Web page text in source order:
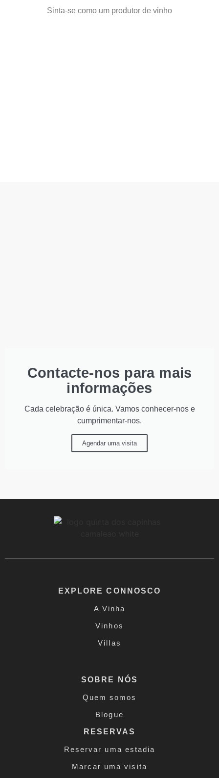
Sinta-se como um produtor de vinho
Contacte-nos para mais
informações
Cada celebração é única. Vamos conhecer-nos e
cumprimentar-nos.
Agendar uma visita
EXPLORE CONNOSCO
A Vinha
Vinhos
Villas
SOBRE NÓS
Quem somos
Blogue
RESERVAS
Reservar uma estadia
Marcar uma visita